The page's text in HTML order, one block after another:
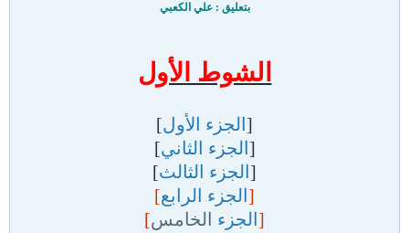
بتعليق : علي الكعبي
الشوط الأول
[ الجزء الأول]
[ الجزء الثاني]
[ الجزء الثالث]
[ الجزء الرابع]
[ الجزء الخامس]